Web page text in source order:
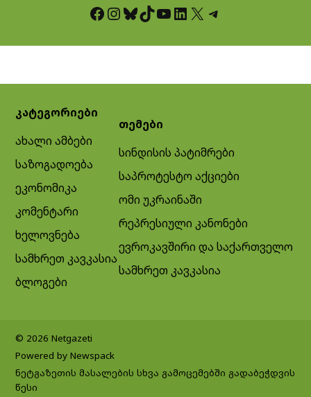
Facebook InstagramBluesky TikTok YouTube LinkedIn X Telegram
კატეგორიები
ახალი ამბები
საზოგადოება
ეკონომიკა
კომენტარი
ხელოვნება
სამხრეთ კავკასია
ბლოგები
თემები
სინდისის პატიმრები
საპროტესტო აქციები
ომი უკრაინაში
რეპრესიული კანონები
ევროკავშირი და საქართველო
სამხრეთ კავკასია
© 2026 Netgazeti
Powered by Newspack
ნეტგაზეთის მასალების სხვა გამოცემებში გადაბეჭდვის
წესი